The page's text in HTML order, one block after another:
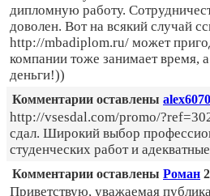
дипломную работу.
доволен. Вот на всякий случай
http://mbadiplom.ru/ может
компании тоже занимает время,
деньги!))
Комментарии оставлены
http://vsesdal.com/promo/
сдал. Широкий выбор
студенческих работ и
Комментарии оставлены Роман
Приветствую, уважаемая